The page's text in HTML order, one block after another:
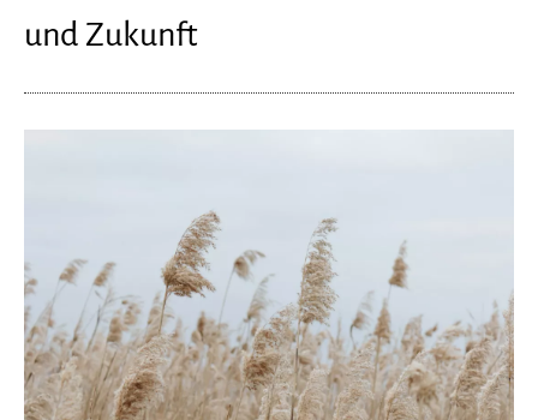
und Zukunft